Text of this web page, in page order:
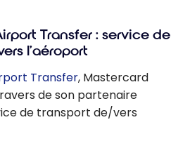
Transfer : service de
l’aéroport
Transfer, Mastercard
de son partenaire
de transport de/vers